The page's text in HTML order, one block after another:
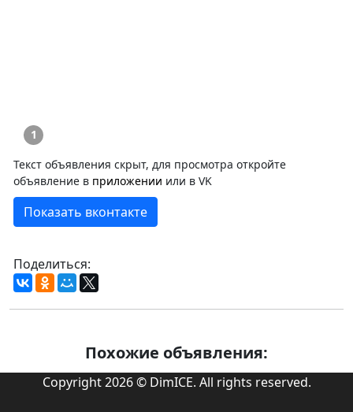
1
Текст объявления скрыт, для просмотра откройте
объявление в приложении или в VK
Показать вконтакте
Поделиться:
Похожие объявления:
Copyright 2026 © DimICE. All rights reserved.